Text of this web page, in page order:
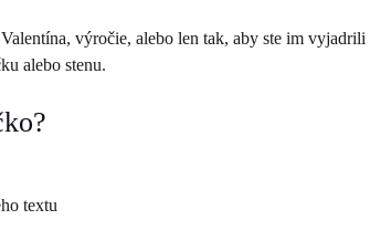
výročie, alebo len tak, aby ste im
alebo stenu.
textu